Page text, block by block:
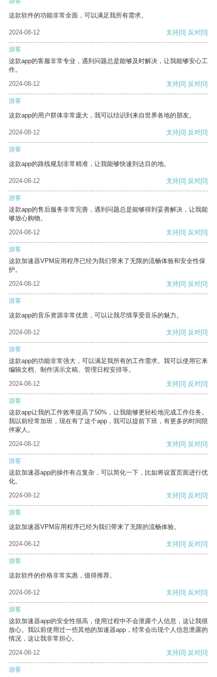
这款软件的功能非常全面，可以满足我所有需求。
2024-08-12 支持[0] 反对[0]
游客
这款app的客服非常专业，遇到问题总是能够及时解决，让我能够安心工
作。
2024-08-12
支持[0] 反对[0]
游客
这款app的用户群体非常庞大，我可以结识到来自世界各地的朋友。
2024-08-12 支持[0] 反对[0]
游客
这款app的路线规划非常精准，让我能够快速到达目的地。
2024-08-12 支持[0] 反对[0]
游客
这款app的售后服务非常完善，遇到问题总是能够得到妥善解决，让我能
够放心购物。
2024-08-12
支持[0] 反对[0]
游客
这款加速器VPM应用程序已经为我们带来了无限的流畅体验和安全性保
护。
2024-08-12
支持[0] 反对[0]
游客
这款app的音乐资源非常优质，可以让我尽情享受音乐的魅力。
2024-08-12 支持[0] 反对[0]
游客
这款app的功能非常强大，可以满足我所有的工作需求。我可以使用它来
编辑文档、制作演示文稿、管理日程安排等。
2024-08-12
支持[0] 反对[0]
游客
这款app让我的工作效率提高了50%，让我能够更轻松地完成工作任务。
我以前经常加班，现在有了这个app，我可以提前下班，有更多的时间陪
伴家人。
2024-08-12
支持[0] 反对[0]
游客
这款加速器app的操作有点复杂，可以简化一下，比如将设置页面进行优
化。
2024-08-12
支持[0] 反对[0]
游客
这款加速器VPM应用程序已经为我们带来了无限的流畅体验。
2024-08-12 支持[0] 反对[0]
游客
这款软件的价格非常实惠，值得推荐。
2024-08-12 支持[0] 反对[0]
游客
这款加速器app的安全性很高，使用过程中不会泄露个人信息，这让我很
放心。我以前使用过一些其他的加速器app，经常会出现个人信息泄露的
情况，这让我非常担心。
2024-08-12
支持[0] 反对[0]
游客